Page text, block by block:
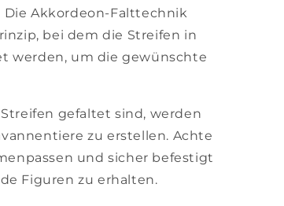
Akkordeon-Falttechnik
bei dem die Streifen in
werden, um die gewünschte
gefaltet sind, werden
zu erstellen. Achte
und sicher befestigt
Figuren zu erhalten.